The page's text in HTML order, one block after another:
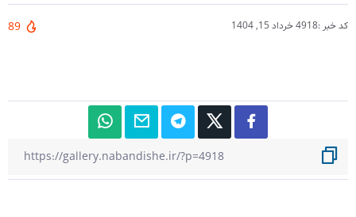
کد خبر :4918 خرداد 15, 1404 89